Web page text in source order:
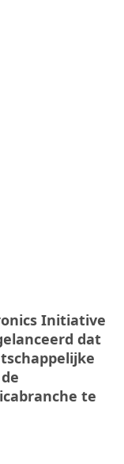
Initiative
dat
te